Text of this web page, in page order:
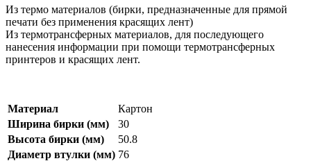
Из термо материалов (бирки, предназначенные для прямой
печати без применения красящих лент)
Из термотрансферных материалов, для последующего
нанесения информации при помощи термотрансферных
принтеров и красящих лент.
Материал
Картон
Ширина бирки (мм)
30
Высота бирки (мм)
50.8
Диаметр втулки (мм) 76